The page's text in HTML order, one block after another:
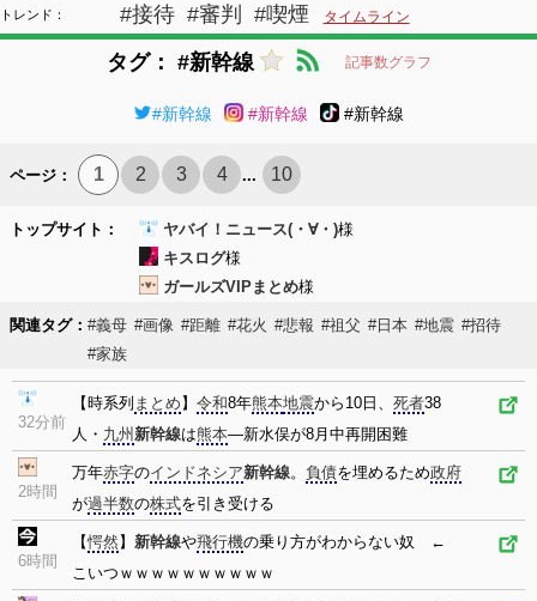
#接待 #審判 #喫煙 タイムライン
トレンド：
タグ： #新幹線 記事数グラフ
#新幹線 #新幹線 #新幹線
ページ： 1 2 3 4 ... 10
トップサイト： ヤバイ！ニュース(・∀・)様
キスログ様
ガールズVIPまとめ様
関連タグ： #義母 #画像 #距離 #花火 #悲報 #祖父 #日本 #地震 #招待
#家族
32分前
【時系列 まとめ 】 令和8年熊本地震から10日、 死者38
人・ 九州 新幹線は熊本―新水俣が8月中再開困難
2時間
万年赤字のインドネシア新幹線。 負債を埋めるため政府
が過半数の株式を引き受ける
6時間
【愕然】 新幹線や飛行機の乗り方がわからない奴 ←
こいつｗｗｗｗｗｗｗｗｗｗ